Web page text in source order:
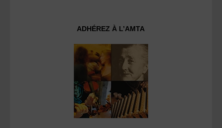
ADHÉREZ À L’AMTA